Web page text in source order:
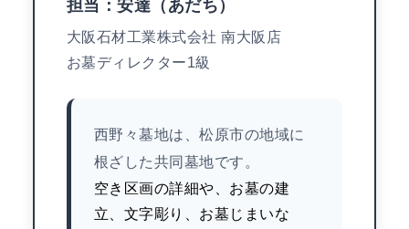
担当：安達（あだち）
大阪石材工業株式会社 南大阪店
お墓ディレクター1級
西野々墓地は、松原市の地域に
根ざした共同墓地です。
空き区画の詳細や、お墓の建
立、文字彫り、お墓じまいな